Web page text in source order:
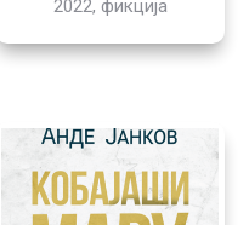
2022, фикција